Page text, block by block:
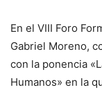
En el VIII Foro
Gabriel Moreno,
con la ponencia
Humanos» en la